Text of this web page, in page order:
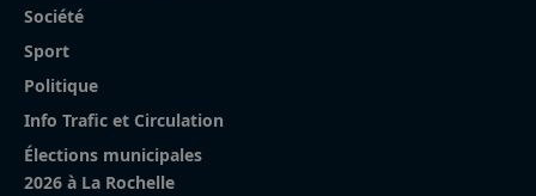
Société
Sport
Politique
Info Trafic et Circulation
Élections municipales
2026 à La Rochelle